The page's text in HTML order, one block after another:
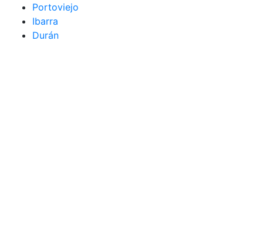
Portoviejo
Ibarra
Durán